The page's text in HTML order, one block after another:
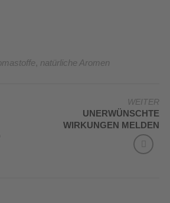
, natürliche Aromen
WEITER
UNERWÜNSCHTE
WIRKUNGEN MELDEN